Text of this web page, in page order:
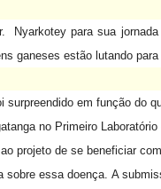
Nyarkotey para sua
ganeses estão lutando
surpreendido em função do
no Primeiro Laboratório
projeto de se beneficiar
sobre essa doença. A